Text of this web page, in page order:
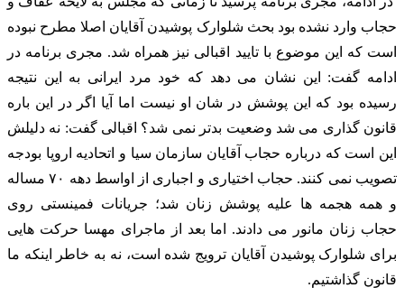
حجاب وارد نشده بود بحث شلوارک پوشیدن آقایان اصلا مطرح نبوده
است که این موضوع با تایید اقبالی نیز همراه شد. مجری برنامه در
ادامه گفت: این نشان می دهد که خود مرد ایرانی به این نتیجه
رسیده بود که این پوشش در شان او نیست اما آیا اگر در این باره
قانون گذاری می شد وضعیت بدتر نمی شد؟ اقبالی گفت: نه دلیلش
این است که درباره حجاب آقایان سازمان سیا و اتحادیه اروپا بودجه
تصویب نمی کنند. حجاب اختیاری و اجباری از اواسط دهه ۷۰ مساله
و همه هجمه ها علیه پوشش زنان شد؛ جریانات فمینستی روی
حجاب زنان مانور می دادند. اما بعد از ماجرای مهسا حرکت هایی
برای شلوارک پوشیدن آقایان ترویج شده است، نه به خاطر اینکه ما
قانون گذاشتیم.